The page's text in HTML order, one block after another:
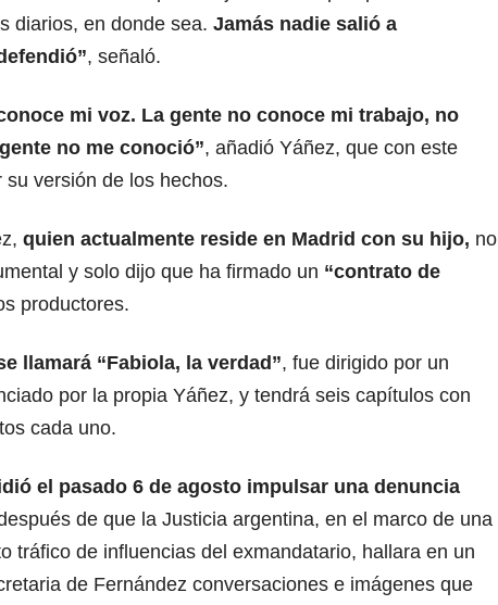
diarios, en donde sea. Jamás nadie salió a
, señaló.
mi voz. La gente no conoce mi trabajo, no
no me conoció”, añadió Yáñez, que con este
versión de los hechos.
quien actualmente reside en Madrid con su hijo, no
y solo dijo que ha firmado un “contrato de
productores.
llamará “Fabiola, la verdad”, fue dirigido por un
por la propia Yáñez, y tendrá seis capítulos con
cada uno.
el pasado 6 de agosto impulsar una denuncia
de que la Justicia argentina, en el marco de una
tráfico de influencias del exmandatario, hallara en un
de Fernández conversaciones e imágenes que